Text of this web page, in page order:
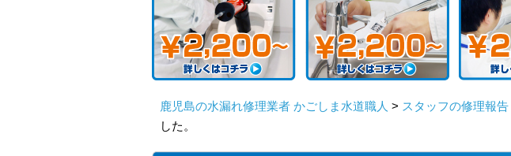
鹿児島の水漏れ修理業者 かごしま水道職人 > スタッフの修理報告
した。